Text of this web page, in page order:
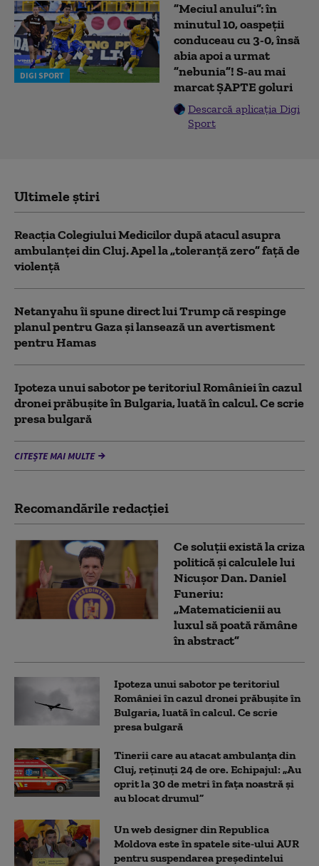
DIGI SPORT
”Meciul anului”: în
minutul 10, oaspeții
conduceau cu 3-0, însă
abia apoi a urmat
”nebunia”! S-au mai
marcat ȘAPTE goluri
Descarcă aplicația Digi
Sport
Ultimele știri
Reacția Colegiului Medicilor după atacul asupra
ambulanței din Cluj. Apel la „toleranță zero” față de
violență
Netanyahu îi spune direct lui Trump că respinge
planul pentru Gaza și lansează un avertisment
pentru Hamas
Ipoteza unui sabotor pe teritoriul României în cazul
dronei prăbușite în Bulgaria, luată în calcul. Ce scrie
presa bulgară
CITEȘTE MAI MULTE
Recomandările redacţiei
Ce soluții există la criza
politică și calculele lui
Nicușor Dan. Daniel
Funeriu:
„Matematicienii au
luxul să poată rămâne
în abstract”
Ipoteza unui sabotor pe teritoriul
României în cazul dronei prăbușite în
Bulgaria, luată în calcul. Ce scrie
presa bulgară
Tinerii care au atacat ambulanța din
Cluj, reținuți 24 de ore. Echipajul: „Au
oprit la 30 de metri în fața noastră și
au blocat drumul”
Un web designer din Republica
Moldova este în spatele site-ului AUR
pentru suspendarea președintelui